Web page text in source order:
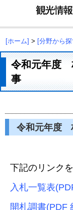
[ホーム] > [分野から探
令和元年度
事
令和元年度
下記のリンク
入札一覧表
開札調書(PDF